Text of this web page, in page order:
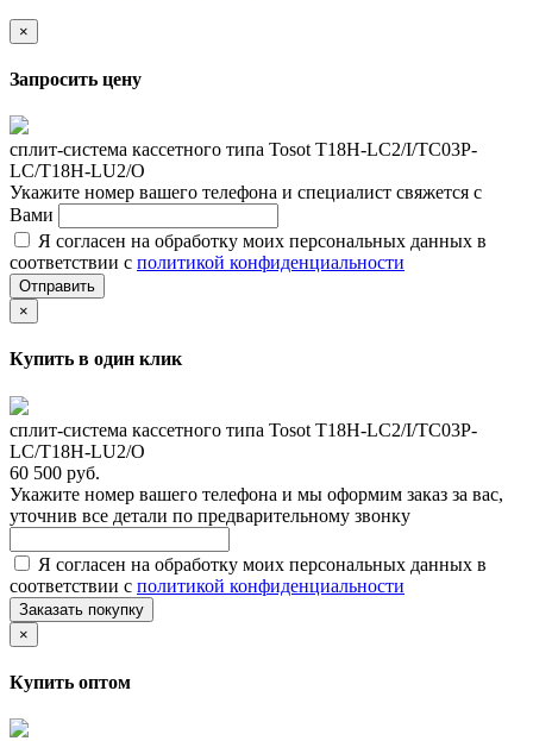
×
Запросить цену
сплит-система кассетного типа Tosot T18H-LC2/I/TС03P-
LC/T18H-LU2/O
Укажите номер вашего телефона и специалист свяжется с
Вами
Я согласен на обработку моих персональных данных в
соответствии с политикой конфиденциальности
Отправить
×
Купить в один клик
сплит-система кассетного типа Tosot T18H-LC2/I/TС03P-
LC/T18H-LU2/O
60 500 руб.
Укажите номер вашего телефона и мы оформим заказ за вас,
уточнив все детали по предварительному звонку
Я согласен на обработку моих персональных данных в
соответствии с политикой конфиденциальности
Заказать покупку
×
Купить оптом